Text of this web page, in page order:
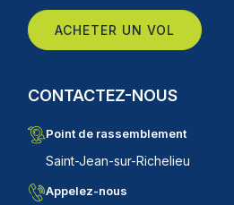
ACHETER UN VOL
CONTACTEZ-NOUS
Point de rassemblement
Saint-Jean-sur-Richelieu
Appelez-nous